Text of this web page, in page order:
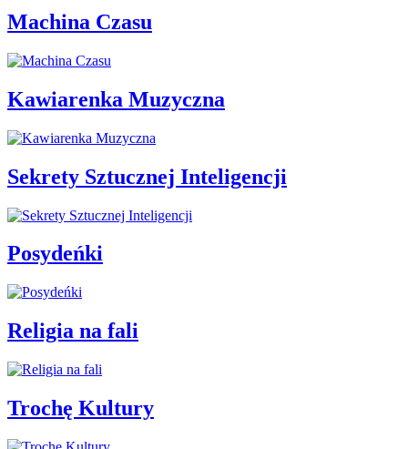
Machina Czasu
Kawiarenka Muzyczna
Sekrety Sztucznej Inteligencji
Posydeńki
Religia na fali
Trochę Kultury